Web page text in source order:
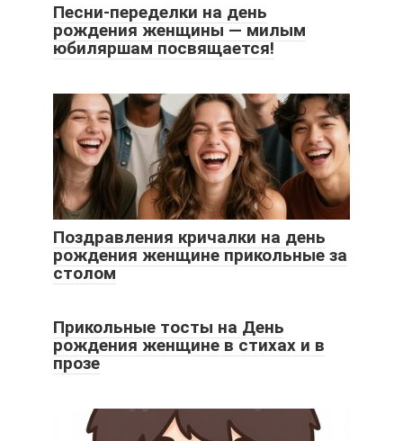
Песни-переделки на день
рождения женщины — милым
юбиляршам посвящается!
Поздравления кричалки на день
рождения женщине прикольные за
столом
Прикольные тосты на День
рождения женщине в стихах и в
прозе